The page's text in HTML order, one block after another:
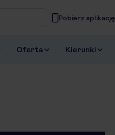
Pobierz aplikację
Oferta Kierunki